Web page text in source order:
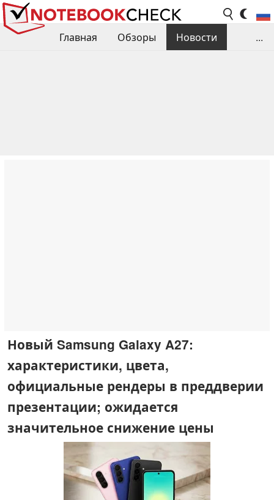
Главная Обзоры
Новости
...
Новый Samsung Galaxy A27:
характеристики, цвета,
официальные рендеры в преддверии
презентации; ожидается
значительное снижение цены